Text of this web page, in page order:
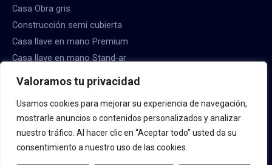
Valoramos tu privacidad
Usamos cookies para mejorar su experiencia de navegación,
mostrarle anuncios o contenidos personalizados y analizar
nuestro tráfico. Al hacer clic en “Aceptar todo” usted da su
consentimiento a nuestro uso de las cookies.
Casa Obra gris
Construcción semi cubierta
Casa llave en mano Premium
Casa llave en mano Stand-ar
Copyright © 2026 Constructora Viviendas Llave en Mano